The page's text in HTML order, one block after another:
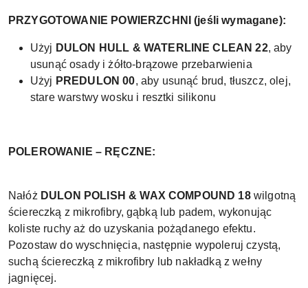
PRZYGOTOWANIE POWIERZCHNI (jeśli wymagane):
Użyj DULON HULL & WATERLINE CLEAN 22, aby
usunąć osady i żółto-brązowe przebarwienia
Użyj PREDULON 00, aby usunąć brud, tłuszcz, olej,
stare warstwy wosku i resztki silikonu
POLEROWANIE – RĘCZNE:
Nałóż DULON POLISH & WAX COMPOUND 18wilgotną
ściereczką z mikrofibry, gąbką lub padem, wykonując
koliste ruchy aż do uzyskania pożądanego efektu.
Pozostaw do wyschnięcia, następnie wypoleruj czystą,
suchą ściereczką z mikrofibry lub nakładką z wełny
jagnięcej.